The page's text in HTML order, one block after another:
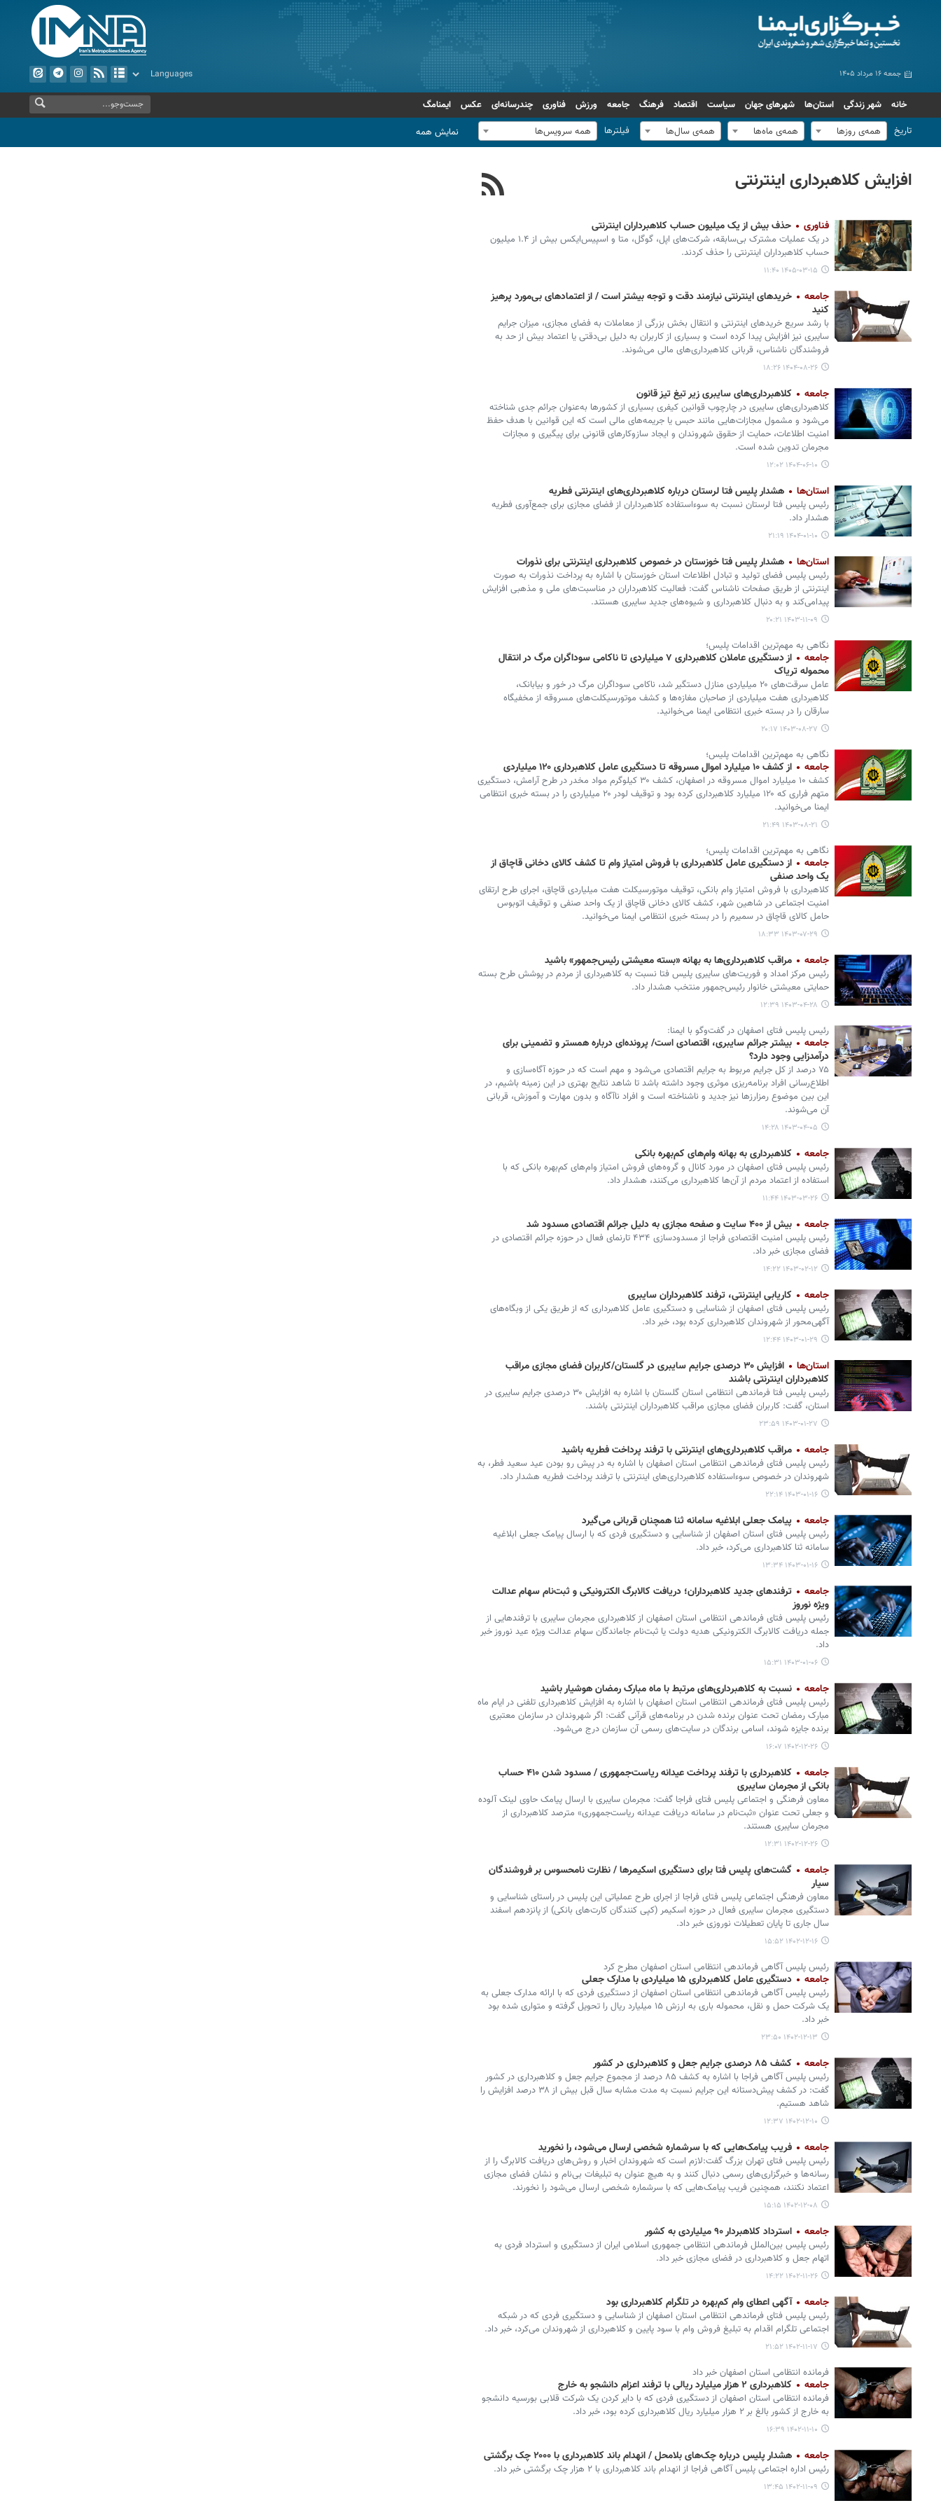
جمعه ۱۶ مرداد ۱۴۰۵
خانه شهر زندگی استان‌ها شهرهای جهان سیاست اقتصاد فرهنگ جامعه ورزش فناوری چندرسانه‌ای عکس
ایمنامگ
تاریخ
همه‌ی روزها همه‌ی ماه‌ها همه‌ی سال‌ها فیلترها همه سرویس‌ها نمایش همه
افزایش کلاهبرداری اینترنتی
فناوری حذف بیش از یک میلیون حساب کلاهبرداران اینترنتی
در یک عملیات مشترک بی‌سابقه، شرکت‌های اپل، گوگل، متا و اسپیس‌ایکس بیش از ۱.۴ میلیون
حساب کلاهبرداران اینترنتی را حذف کردند.
۱۴۰۵-۰۳-۱۵ ۱۱:۴۰
جامعه
خریدهای اینترنتی نیازمند دقت و توجه بیشتر است / از اعتمادهای بی‌مورد پرهیز
کنید
با رشد سریع خریدهای اینترنتی و انتقال بخش بزرگی از معاملات به فضای مجازی، میزان جرایم
سایبری نیز افزایش پیدا کرده است و بسیاری از کاربران به دلیل بی‌دقتی یا اعتماد بیش از حد به
فروشندگان ناشناس، قربانی کلاهبرداری‌های مالی می‌شوند.
۱۴۰۴-۰۸-۲۶ ۱۸:۲۶
جامعه کلاهبرداری‌های سایبری زیر تیغ تیز قانون
کلاهبرداری‌های سایبری در چارچوب قوانین کیفری بسیاری از کشورها به‌عنوان جرائم جدی شناخته
می‌شود و مشمول مجازات‌هایی مانند حبس یا جریمه‌های مالی است که این قوانین با هدف حفظ
امنیت اطلاعات، حمایت از حقوق شهروندان و ایجاد سازوکارهای قانونی برای پیگیری و مجازات
مجرمان تدوین شده‌ است.
۱۴۰۴-۰۶-۱۰ ۱۲:۰۲
استان‌ها هشدار پلیس فتا لرستان درباره کلاهبرداری‌های اینترنتی فطریه
رئیس پلیس فتا لرستان نسبت به سوءاستفاده کلاهبرداران از فضای مجازی برای جمع‌آوری فطریه
هشدار داد.
۱۴۰۴-۰۱-۱۰ ۲۱:۱۹
استان‌ها هشدار پلیس فتا خوزستان در خصوص کلاهبرداری اینترنتی برای نذورات
رئیس پلیس فضای تولید و تبادل اطلاعات استان خوزستان با اشاره به پرداخت نذورات به صورت
اینترنتی از طریق صفحات ناشناس گفت: فعالیت کلاهبرداران در مناسبت‌های ملی و مذهبی افزایش
پیدامی‌کند و به دنبال کلاهبرداری و شیوه‌های جدید سایبری هستند.
۱۴۰۳-۱۱-۰۹ ۲۰:۲۱
نگاهی به مهم‌ترین اقدامات پلیس؛
جامعه
از دستگیری عاملان کلاهبرداری ۷ میلیاردی تا ناکامی سوداگران مرگ در انتقال
محموله تریاک
عامل سرقت‌های ۲۰ میلیاردی منازل دستگیر شد، ناکامی سوداگران مرگ در خور و بیابانک،
کلاهبرداری هفت میلیاردی از صاحبان مغازه‌ها و کشف موتورسیکلت‌های مسروقه از مخفیگاه
سارقان را در بسته خبری انتظامی ایمنا می‌خوانید.
۱۴۰۳-۰۸-۲۷ ۲۰:۱۷
نگاهی به مهم‌ترین اقدامات پلیس؛
جامعه از کشف ۱۰ میلیارد اموال مسروقه تا دستگیری عامل کلاهبرداری ۱۲۰ میلیاردی
کشف ۱۰ میلیارد اموال مسروقه در اصفهان، کشف ۳۰ کیلوگرم مواد مخدر در طرح آرامش، دستگیری
متهم فراری که ۱۲۰ میلیارد کلاهبرداری کرده بود و توقیف لودر ۲۰ میلیاردی را در بسته خبری انتظامی
ایمنا می‌خوانید.
۱۴۰۳-۰۸-۲۱ ۲۱:۴۹
نگاهی به مهم‌ترین اقدامات پلیس؛
جامعه
از دستگیری عامل کلاهبرداری با فروش امتیاز وام تا کشف کالای دخانی قاچاق از
یک واحد صنفی
کلاهبرداری با فروش امتیاز وام بانکی، توقیف موتورسیکلت هفت میلیاردی قاچاق، اجرای طرح ارتقای
امنیت اجتماعی در شاهین شهر، کشف کالای دخانی قاچاق از یک واحد صنفی و توقیف اتوبوس
حامل کالای قاچاق در سمیرم را در بسته خبری انتظامی ایمنا می‌خوانید.
۱۴۰۳-۰۷-۲۹ ۱۸:۳۳
جامعه مراقب کلاهبرداری‌ها به بهانه «بسته معیشتی رئیس‌جمهور» باشید
رئیس مرکز امداد و فوریت‌های سایبری پلیس فتا نسبت به کلاهبرداری از مردم در پوشش طرح بسته
حمایتی معیشتی خانوار رئیس‌جمهور منتخب هشدار داد.
۱۴۰۳-۰۴-۲۸ ۱۲:۳۹
رئیس پلیس فتای اصفهان در گفت‌وگو با ایمنا:
جامعه
بیشتر جرائم سایبری، اقتصادی است/ پرونده‌ای درباره همستر و تضمینی برای
درآمدزایی وجود دارد؟
۷۵ درصد از کل جرایم مربوط به جرایم اقتصادی می‌شود و مهم است که در حوزه آگاه‌سازی و
اطلاع‌رسانی افراد برنامه‌ریزی موثری وجود داشته باشد تا شاهد نتایج بهتری در این زمینه باشیم، در
این بین موضوع رمزارزها نیز جدید و ناشناخته است و افراد ناآگاه و بدون مهارت و آموزش، قربانی
آن می‌شوند.
۱۴۰۳-۰۴-۰۵ ۱۴:۲۸
جامعه کلاهبرداری به بهانه وام‌های کم‌بهره بانکی
رئیس پلیس فتای اصفهان در مورد کانال و گروه‌های فروش امتیاز وام‌های کم‌بهره بانکی که با
استفاده از اعتماد مردم از آن‌ها کلاهبرداری می‌کنند، هشدار داد.
۱۴۰۳-۰۳-۲۶ ۱۱:۴۴
جامعه بیش از ۴۰۰ سایت و صفحه مجازی به دلیل جرائم اقتصادی مسدود شد
رئیس پلیس امنیت اقتصادی فراجا از مسدودسازی ۴۳۴ تارنمای فعال در حوزه جرائم اقتصادی در
فضای مجازی خبر داد.
۱۴۰۳-۰۲-۱۲ ۱۴:۲۲
جامعه کاریابی اینترنتی، ترفند کلاهبرداران سایبری
رئیس پلیس فتای اصفهان از شناسایی و دستگیری عامل کلاهبرداری که از طریق یکی از وبگاه‌های
آگهی‌محور از شهروندان کلاهبرداری کرده بود، خبر داد.
۱۴۰۳-۰۱-۲۹ ۱۲:۴۴
استان‌ها
افزایش ۳۰ درصدی جرایم سایبری در گلستان/کاربران فضای مجازی مراقب
کلاهبرداران اینترنتی باشند
رئیس پلیس فتا فرماندهی انتظامی استان گلستان با اشاره به افزایش ۳۰ درصدی جرایم سایبری در
استان، گفت: کاربران فضای مجازی مراقب کلاهبرداران اینترنتی باشند.
۱۴۰۳-۰۱-۲۷ ۲۳:۵۹
جامعه مراقب کلاهبرداری‌های اینترنتی با ترفند پرداخت فطریه باشید
رئیس پلیس فتای فرماندهی انتظامی استان اصفهان با اشاره به در پیش رو بودن عید سعید فطر، به
شهروندان در خصوص سوءاستفاده کلاهبرداری‌های اینترنتی با ترفند پرداخت فطریه هشدار داد.
۱۴۰۳-۰۱-۱۶ ۲۲:۱۴
جامعه پیامک جعلی ابلاغیه سامانه ثنا همچنان قربانی می‌گیرد
رئیس پلیس فتای استان اصفهان از شناسایی و دستگیری فردی که با ارسال پیامک جعلی ابلاغیه
سامانه ثنا کلاهبرداری می‌کرد، خبر داد.
۱۴۰۳-۰۱-۱۶ ۱۳:۳۴
جامعه
ترفندهای جدید کلاهبرداران؛ دریافت کالابرگ الکترونیکی و ثبت‌نام سهام عدالت
ویژه نوروز
رئیس پلیس فتای فرماندهی انتظامی استان اصفهان از کلاهبرداری مجرمان سایبری با ترفندهایی از
جمله دریافت کالابرگ الکترونیکی هدیه دولت یا ثبت‌نام جاماندگان سهام عدالت ویژه عید نوروز خبر
داد.
۱۴۰۳-۰۱-۰۶ ۱۵:۳۱
جامعه نسبت به کلاهبرداری‌های مرتبط با ماه مبارک رمضان هوشیار باشید
رئیس پلیس فتای فرماندهی انتظامی استان اصفهان با اشاره به افزایش کلاهبرداری تلفنی در ایام ماه
مبارک رمضان تحت عنوان برنده شدن در برنامه‌های قرآنی گفت: اگر شهروندان در سازمان معتبری
برنده جایزه شوند، اسامی برندگان در سایت‌های رسمی آن سازمان درج می‌شود.
۱۴۰۲-۱۲-۲۶ ۱۶:۰۷
جامعه
کلاهبرداری با ترفند پرداخت عیدانه ریاست‌جمهوری / مسدود شدن ۴۱۰ حساب
بانکی از مجرمان سایبری
معاون فرهنگی و اجتماعی پلیس فتای فراجا گفت: مجرمان سایبری با ارسال پیامک حاوی لینک آلوده
و جعلی تحت عنوان «ثبت‌نام در سامانه دریافت عیدانه ریاست‌جمهوری» مترصد کلاهبرداری از
مجرمان سایبری هستند.
۱۴۰۲-۱۲-۲۶ ۱۲:۳۱
جامعه
گشت‌های پلیس فتا برای دستگیری اسکیمرها / نظارت نامحسوس بر فروشندگان
سیار
معاون فرهنگی اجتماعی پلیس فتای فراجا از اجرای طرح عملیاتی این پلیس در راستای شناسایی و
دستگیری مجرمان سایبری فعال در حوزه اسکیمر (کپی کنندگان کارت‌های بانکی) از پانزدهم اسفند
سال جاری تا پایان تعطیلات نوروزی خبر داد.
۱۴۰۲-۱۲-۱۶ ۱۵:۵۲
رئیس پلیس آگاهی فرماندهی انتظامی استان اصفهان مطرح کرد
جامعه دستگیری عامل کلاهبرداری ۱۵ میلیاردی با مدارک جعلی
رئیس پلیس آگاهی فرماندهی انتظامی استان اصفهان از دستگیری فردی که با ارائه مدارک جعلی به
یک شرکت حمل و نقل، محموله باری به ارزش ۱۵ میلیارد ریال را تحویل گرفته و متواری شده بود
خبر داد.
۱۴۰۲-۱۲-۱۳ ۲۳:۵۰
جامعه کشف ۸۵ درصدی جرایم جعل و کلاهبرداری در کشور
رئیس پلیس آگاهی فراجا با اشاره به کشف ۸۵ درصد از مجموع جرایم جعل و کلاهبرداری در کشور
گفت: در کشف پیش‌دستانه این جرایم نسبت به مدت مشابه سال قبل بیش از ۳۸ درصد افزایش را
شاهد هستیم.
۱۴۰۲-۱۲-۱۰ ۱۲:۳۷
جامعه فریب پیامک‌هایی که با سرشماره شخصی ارسال می‌شود، را نخورید
رئیس پلیس فتای تهران بزرگ گفت:لازم است که شهروندان اخبار و روش‌های دریافت کالابرگ را از
رسانه‌ها و خبرگزاری‌های رسمی دنبال کنند و به هیچ عنوان به تبلیغات بی‌نام و نشان فضای مجازی
اعتماد نکنند، همچنین فریب پیامک‌هایی که با سرشماره شخصی ارسال می‌شود را نخورند.
۱۴۰۲-۱۲-۰۸ ۱۵:۱۵
جامعه استرداد کلاهبردار ۹۰ میلیاردی به کشور
رئیس پلیس بین‌الملل فرماندهی انتظامی جمهوری اسلامی ایران از دستگیری و استرداد فردی به
اتهام جعل و کلاهبرداری در فضای مجازی خبر داد.
۱۴۰۲-۱۱-۲۶ ۱۴:۲۲
جامعه آگهی اعطای وام‌ کم‌بهره در تلگرام کلاهبرداری بود
رئیس پلیس فتای فرماندهی انتظامی استان اصفهان از شناسایی و دستگیری فردی که در شبکه
اجتماعی تلگرام اقدام به تبلیغ فروش وام با سود پایین و کلاهبرداری از شهروندان می‌کرد، خبر داد.
۱۴۰۲-۱۱-۱۷ ۲۱:۵۲
فرمانده انتظامی استان اصفهان خبر داد
جامعه کلاهبرداری ۲ هزار میلیارد ریالی با ترفند اعزام دانشجو به خارج
فرمانده انتظامی استان اصفهان از دستگیری فردی که با دایر کردن یک شرکت قلابی بورسیه دانشجو
به خارج از کشور بالغ بر ۲ هزار میلیارد ریال کلاهبرداری کرده بود، خبر داد.
۱۴۰۲-۱۱-۱۰ ۱۶:۳۹
جامعه هشدار پلیس درباره چک‌های بلامحل / انهدام باند کلاهبرداری با ۲۰۰۰ چک برگشتی
رئیس اداره اجتماعی پلیس آگاهی فراجا از انهدام باند کلاهبرداری با ۲ هزار چک برگشتی خبر داد.
۱۴۰۲-۱۱-۰۹ ۱۳:۴۵